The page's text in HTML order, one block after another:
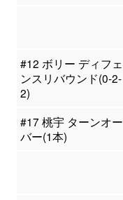
#12 ボリー ディフェ
ンスリバウンド(0-2-
2)
#17 桃宇 ターンオー
バー(1本)